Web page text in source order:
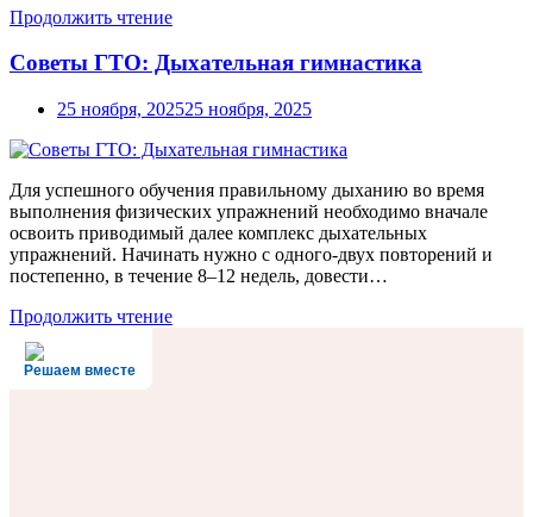
Продолжить чтение
Советы ГТО: Дыхательная гимнастика
25 ноября, 202525 ноября, 2025
Для успешного обучения правильному дыханию во время
выполнения физических упражнений необходимо вначале
освоить приводимый далее комплекс дыхательных
упражнений. Начинать нужно с одного-двух повторений и
постепенно, в течение 8–12 недель, довести…
Продолжить чтение
Решаем вместе